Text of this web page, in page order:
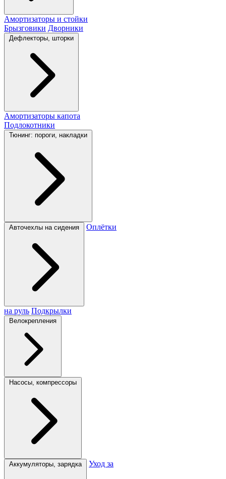
Амортизаторы и стойки
Брызговики Дворники
Дефлекторы, шторки
Амортизаторы капота
Подлокотники
Тюнинг: пороги, накладки
Авточехлы на сидения Оплётки
на руль Подкрылки
Велокрепления
Насосы, компрессоры
Аккумуляторы, зарядка Уход за